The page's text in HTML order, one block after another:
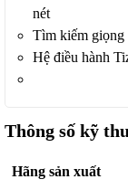
nét
Tìm kiếm giọng
Hệ điều hành
Thông số kỹ
Hãng sản xuất